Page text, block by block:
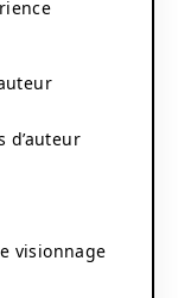
d’auteur
visionnage